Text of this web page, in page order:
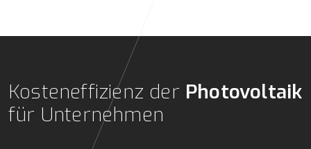
Kosteneffizienz der Photovoltaik
für Unternehmen